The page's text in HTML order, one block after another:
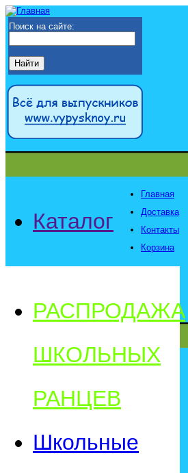
Поиск на сайте:
Каталог
Главная
Доставка
Контакты
Корзина
РАСПРОДАЖА
ШКОЛЬНЫХ
РАНЦЕВ
Школьные